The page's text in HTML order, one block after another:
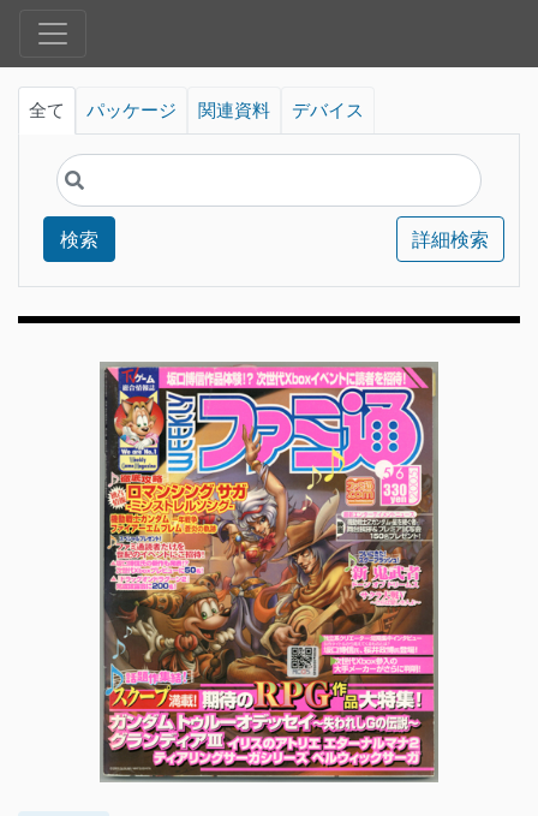
全て パッケージ 関連資料 デバイス
検索 詳細検索